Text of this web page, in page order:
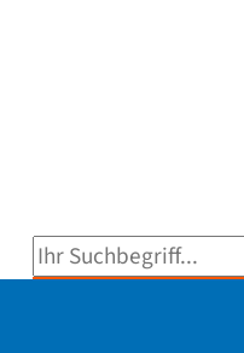
Suchbegriff eingeben